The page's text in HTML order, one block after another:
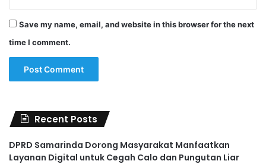
Save my name, email, and website in this browser for the next
time I comment.
Recent Posts
DPRD Samarinda Dorong Masyarakat Manfaatkan
Layanan Digital untuk Cegah Calo dan Pungutan Liar